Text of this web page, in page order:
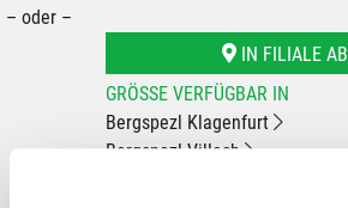
– oder –
IN FILIALE
GRÖSSE VERFÜGBAR IN
Bergspezl Klagenfurt
Bergspezl Villach